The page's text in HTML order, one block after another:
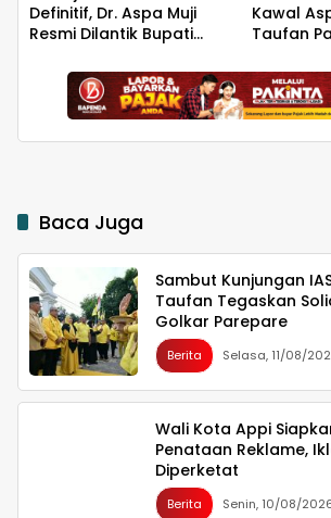
Definitif, Dr. Aspa Muji
Resmi Dilantik Bupati
Kawal
Taufan
Parepare
Baca Juga
Sambut Kunjungan
Taufan Tegaskan
Golkar Parepare
Berita Selasa, 11/08/
Wali Kota Appi
Penataan Reklame,
Diperketat
Berita Senin, 10/08/